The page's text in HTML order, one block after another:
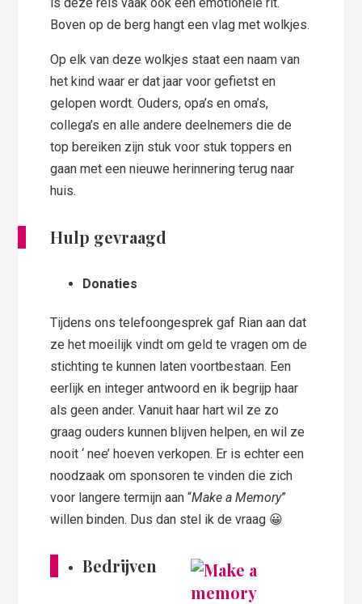
Boven op de berg hangt een vlag met wolkjes.
Op elk van deze wolkjes staat een naam van
het kind waar er dat jaar voor gefietst en
gelopen wordt. Ouders, opa’s en oma’s,
collega’s en alle andere deelnemers die de
top bereiken zijn stuk voor stuk toppers en
gaan met een nieuwe herinnering terug naar
huis.
Hulp gevraagd
Donaties
Tijdens ons telefoongesprek gaf Rian aan dat
ze het moeilijk vindt om geld te vragen om de
stichting te kunnen laten voortbestaan. Een
eerlijk en integer antwoord en ik begrijp haar
als geen ander. Vanuit haar hart wil ze zo
graag ouders kunnen blijven helpen, en wil ze
nooit ‘ nee’ hoeven verkopen. Er is echter een
noodzaak om sponsoren te vinden die zich
voor langere termijn aan “Make a Memory”
willen binden. Dus dan stel ik de vraag 😀
Bedrijven